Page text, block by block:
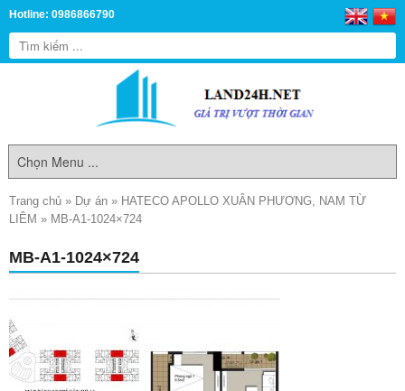
Hotline: 0986866790
Trang chủ » Dự án » HATECO APOLLO XUÂN PHƯƠNG, NAM TỪ
LIÊM » MB-A1-1024×724
MB-A1-1024×724